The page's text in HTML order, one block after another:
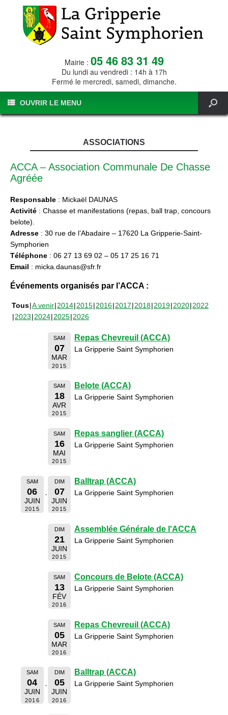
Mairie : 05 46 83 31 49
Du lundi au vendredi : 14h à 17h
Fermé le mercredi, samedi, dimanche.
OUVRIR LE MENU
ASSOCIATIONS
ACCA – Association Communale De Chasse
Agréée
Responsable : Mickaël DAUNAS
Activité : Chasse et manifestations (repas, ball trap, concours
belote).
Adresse : 30 rue de l’Abadaire – 17620 La Gripperie-Saint-
Symphorien
Téléphone : 06 27 13 69 02 – 05 17 25 16 71
Email : micka.daunas@sfr.fr
Événements organisés par l’ACCA :
Tous A venir 2014 2015 2016 2017 2018 2019 2020 2022
2023 2024 2025 2026
SAM
07
MAR
2015
Repas Chevreuil (ACCA)
La Gripperie Saint Symphorien
SAM
18
AVR
2015
Belote (ACCA)
La Gripperie Saint Symphorien
SAM
16
MAI
2015
Repas sanglier (ACCA)
La Gripperie Saint Symphorien
SAM
06
JUIN
2015
DIM
07
JUIN
2015
Balltrap (ACCA)
La Gripperie Saint Symphorien
DIM
21
JUIN
2015
Assemblée Générale de l'ACCA
La Gripperie Saint Symphorien
SAM
13
FÉV
2016
Concours de Belote (ACCA)
La Gripperie Saint Symphorien
SAM
05
MAR
2016
Repas Chevreuil (ACCA)
La Gripperie Saint Symphorien
SAM
04
JUIN
2016
DIM
05
JUIN
2016
Balltrap (ACCA)
La Gripperie Saint Symphorien